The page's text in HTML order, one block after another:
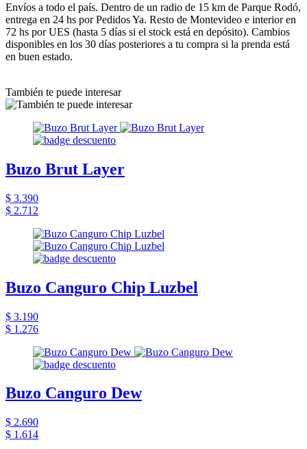
Envíos a todo el país. Dentro de un radio de 15 km de Parque Rodó,
entrega en 24 hs por Pedidos Ya. Resto de Montevideo e interior en
72 hs por UES (hasta 5 días si el stock está en depósito). Cambios
disponibles en los 30 días posteriores a tu compra si la prenda está
en buen estado.
También te puede interesar
Buzo Brut Layer
$ 3.390
$ 2.712
Buzo Canguro Chip Luzbel
$ 3.190
$ 1.276
Buzo Canguro Dew
$ 2.690
$ 1.614